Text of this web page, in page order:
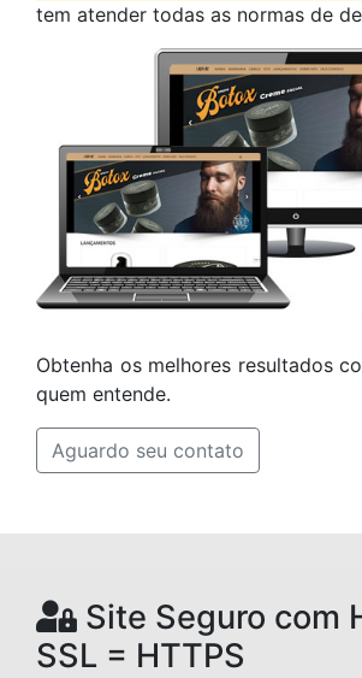
tem atender todas as normas de
Obtenha os melhores resultados
quem entende.
Aguardo seu contato
Site Seguro com
SSL = HTTPS